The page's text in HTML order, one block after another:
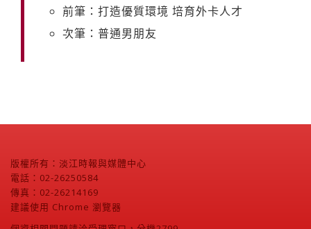
前筆：打造優質環境 培育外卡人才
次筆：普通男朋友
版權所有：淡江時報與媒體中心
電話：02-26250584
傳真：02-26214169
建議使用 Chrome 瀏覽器